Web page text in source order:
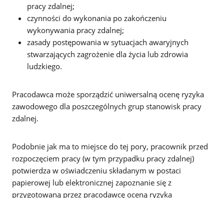
pracy zdalnej;
czynności do wykonania po zakończeniu
wykonywania pracy zdalnej;
zasady postępowania w sytuacjach awaryjnych
stwarzających zagrożenie dla życia lub zdrowia
ludzkiego.
Pracodawca może sporządzić uniwersalną ocenę ryzyka
zawodowego dla poszczególnych grup stanowisk pracy
zdalnej.
Podobnie jak ma to miejsce do tej pory, pracownik przed
rozpoczęciem pracy (w tym przypadku pracy zdalnej)
potwierdza w oświadczeniu składanym w postaci
papierowej lub elektronicznej zapoznanie się z
przygotowaną przez pracodawcę oceną ryzyka